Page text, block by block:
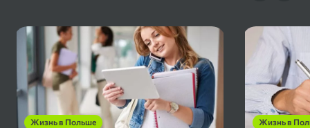
Жизнь в Польше Жизнь в